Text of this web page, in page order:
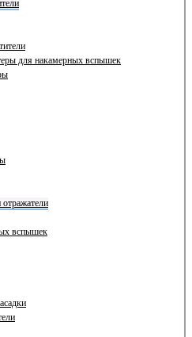
для накамерных вспышек
вспышек